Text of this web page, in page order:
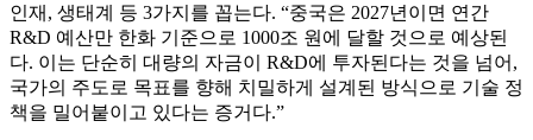
인재, 생태계 등 3가지를 꼽는다. “중국은 2027년이면 연간
R&D 예산만 한화 기준으로 1000조 원에 달할 것으로 예상된
다. 이는 단순히 대량의 자금이 R&D에 투자된다는 것을 넘어,
국가의 주도로 목표를 향해 치밀하게 설계된 방식으로 기술 정
책을 밀어붙이고 있다는 증거다.”